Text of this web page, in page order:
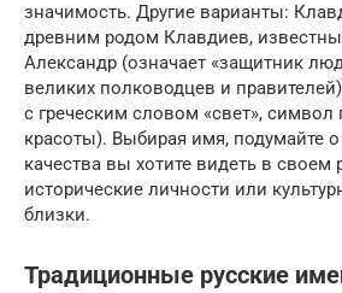
значимость. Другие варианты:
древним родом Клавдиев,
Александр (означает «защитник
великих полководцев и
с греческим словом «свет»,
красоты). Выбирая имя, подумайте
качества вы хотите видеть в своем
исторические личности или
близки.
Традиционные русские